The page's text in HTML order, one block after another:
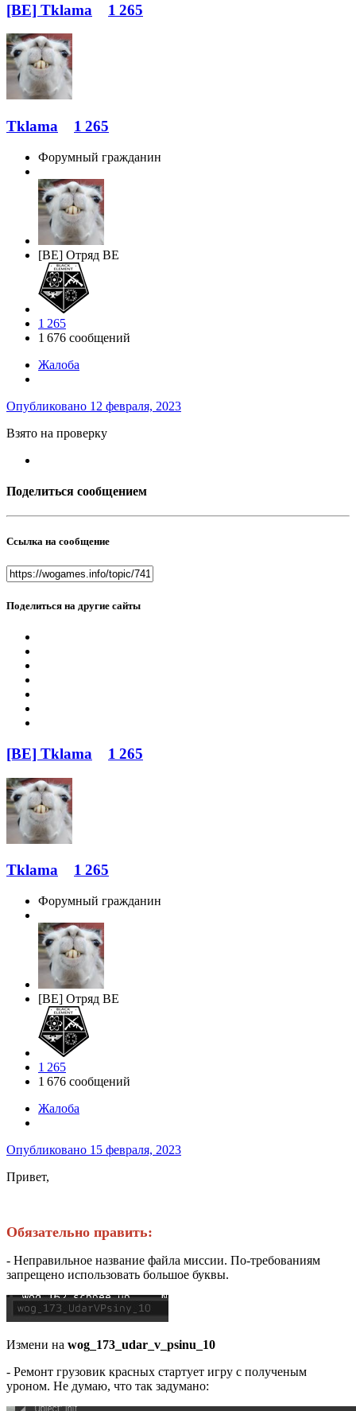
[BE] Tklama 1 265
Tklama 1 265
Форумный гражданин
[BE] Отряд BE
1 265
1 676 сообщений
Жалоба
Опубликовано 12 февраля, 2023
Взято на проверку
Поделиться сообщением
Ссылка на сообщение
Поделиться на другие сайты
[BE] Tklama 1 265
Tklama 1 265
Форумный гражданин
[BE] Отряд BE
1 265
1 676 сообщений
Жалоба
Опубликовано 15 февраля, 2023
Привет,
Обязательно править:
- Неправильное название файла миссии. По-требованиям
запрещено использовать большое буквы.
Измени на wog_173_udar_v_psinu_10
- Ремонт грузовик красных стартует игру с полученым
уроном. Не думаю, что так задумано: